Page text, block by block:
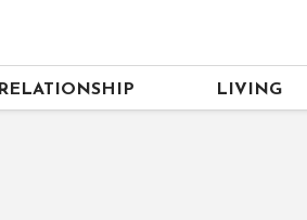
RELATIONSHIP LIVING